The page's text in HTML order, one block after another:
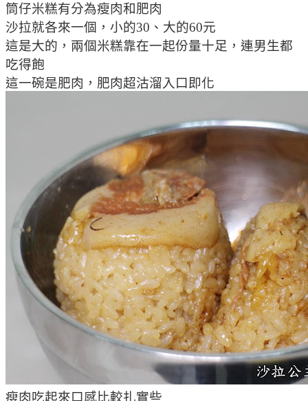
筒仔米糕有分為瘦肉和肥肉
沙拉就各來一個，小的30、大的60元
這是大的，兩個米糕靠在一起份量十足，連男生都
吃得飽
這一碗是肥肉，肥肉超沽溜入口即化
瘦肉吃起來口感比較扎實些